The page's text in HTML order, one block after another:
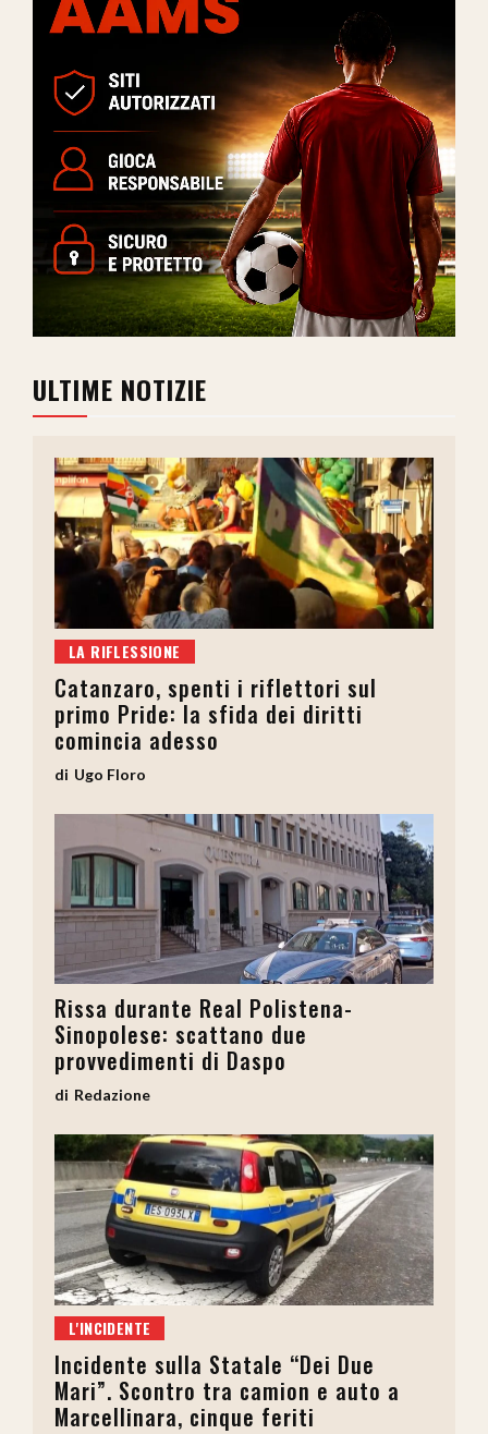
ULTIME NOTIZIE
LA RIFLESSIONE
Catanzaro, spenti i riflettori sul
primo Pride: la sfida dei diritti
comincia adesso
Ugo Floro
Rissa durante Real Polistena-
Sinopolese: scattano due
provvedimenti di Daspo
Redazione
L'INCIDENTE
Incidente sulla Statale “Dei Due
Mari”. Scontro tra camion e auto a
Marcellinara, cinque feriti